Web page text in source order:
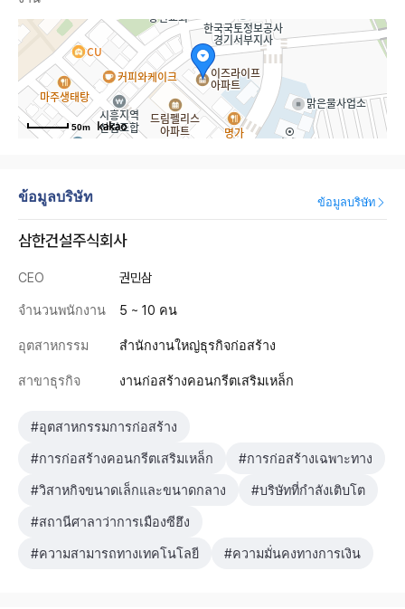
50m
ข้อมูลบริษัท ข้อมูลบริษัท
삼한건설주식회사
CEO 권민삼
จำนวนพนักงาน 5 ~ 10 คน
อุตสาหกรรม สำนักงานใหญ่ธุรกิจก่อสร้าง
สาขาธุรกิจ งานก่อสร้างคอนกรีตเสริมเหล็ก
#อุตสาหกรรมการก่อสร้าง
#การก่อสร้างคอนกรีตเสริมเหล็ก #การก่อสร้างเฉพาะทาง
#วิสาหกิจขนาดเล็กและขนาดกลาง #บริษัทที่กำลังเติบโต
#สถานีศาลาว่าการเมืองซีฮึง
#ความสามารถทางเทคโนโลยี #ความมั่นคงทางการเงิน